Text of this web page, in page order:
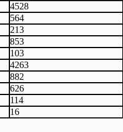
4528
564
213
853
103
4263
882
626
114
16